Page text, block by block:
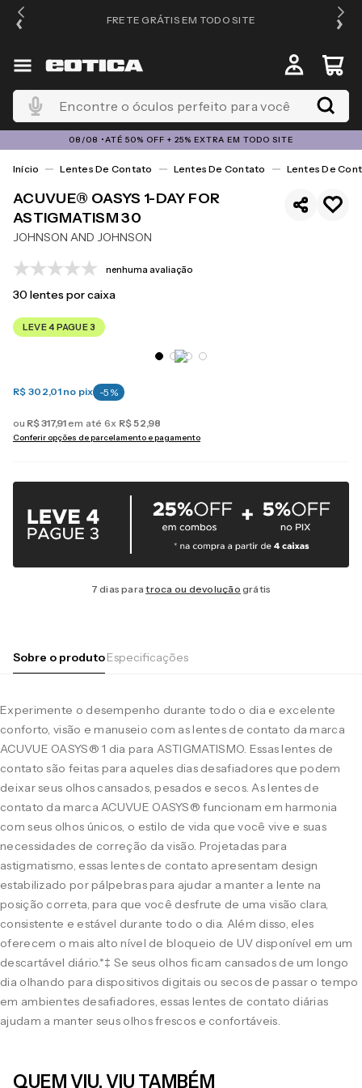
FRETE GRÁTIS EM TODO SITE
Encontre o óculos perfeito para você
08/08 •ATÉ 50% OFF + 25% EXTRA EM TODO SITE
Lentes De Contato Lentes De Contato Lentes De
ACUVUE® OASYS 1-DAY FOR
ASTIGMATISM 30
JOHNSON AND JOHNSON
nenhuma avaliação
30lentes por caixa
LEVE 4 PAGUE 3
R$ 302,01 no pix -5 %
ou R$317,91 em até 6x R$52,98
Conferir opções de parcelamento e pagamento
7 dias paratroca ou devolução grátis
Sobre o produtoEspecificações
Experimente o desempenho durante todo o dia e excelente
conforto, visão e manuseio com as lentes de contato da marca
ACUVUE OASYS® 1 dia para ASTIGMATISMO. Essas lentes de
contato são feitas para aqueles dias desafiadores que podem
deixar seus olhos cansados, pesados e secos. As lentes de
contato da marca ACUVUE OASYS® funcionam em harmonia
com seus olhos únicos, o estilo de vida que você vive e suas
necessidades de correção da visão. Projetadas para
astigmatismo, essas lentes de contato apresentam design
estabilizado por pálpebras para ajudar a manter a lente na
posição correta, para que você desfrute de uma visão clara,
consistente e estável durante todo o dia. Além disso, eles
oferecem o mais alto nível de bloqueio de UV disponível em um
descartável diário.*‡ Se seus olhos ficam cansados de um longo
dia olhando para dispositivos digitais ou secos de passar o tempo
em ambientes desafiadores, essas lentes de contato diárias
ajudam a manter seus olhos frescos e confortáveis.
QUEM VIU, VIU TAMBÉM